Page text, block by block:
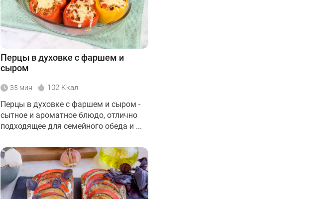
Перцы в духовке с фаршем и
сыром
35 мин 102 Ккал
Перцы в духовке с фаршем и сыром -
сытное и ароматное блюдо, отлично
подходящее для семейного обеда и ...